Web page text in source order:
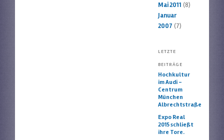
Mai 2011 (8)
Januar
2007 (7)
LETZTE
BEITRÄGE
Hochkultur
im Audi –
Centrum
München
Albrechtstraße
Expo Real
2015 schließt
ihre Tore.